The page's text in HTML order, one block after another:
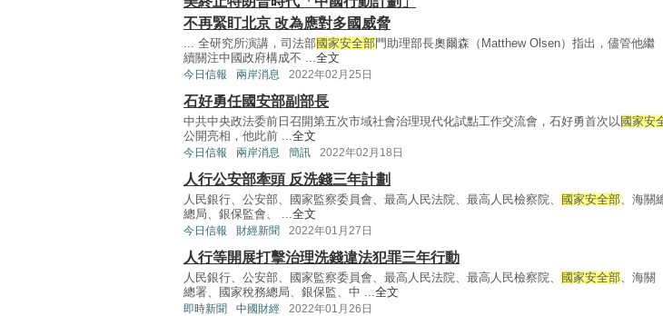
不再緊盯北京 改為應對多國威脅
... 全研究所演講，司法部國家安全部門助理部長奧爾森（Matthew Olsen）指出，儘管他繼
續關注中國政府構成不 ...全文
今日信報 兩岸消息 2022年02月25日
石好勇任國安部副部長
中共中央政法委前日召開第五次市域社會治理現代化試點工作交流會，石好勇首次以 國家安
公開亮相，他此前 ...全文
今日信報 兩岸消息 簡訊 2022年02月18日
人行公安部牽頭 反洗錢三年計劃
人民銀行、公安部、國家監察委員會、最高人民法院、最高人民檢察院、 國家安全部、海關
總局、銀保監會、 ...全文
今日信報 財經新聞 2022年01月27日
人行等開展打擊治理洗錢違法犯罪三年行動
人民銀行、公安部、國家監察委員會、最高人民法院、最高人民檢察院、 國家安全部、海關
總署、國家稅務總局、銀保監、中 ...全文
即時新聞 中國財經 2022年01月26日